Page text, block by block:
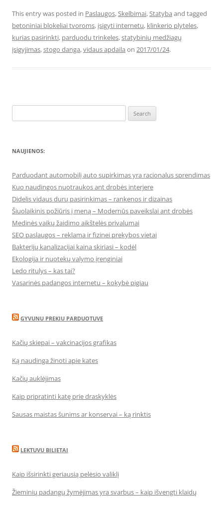
This entry was posted in Paslaugos,Skelbimai,Statyba and tagged
betoniniai blokeliai tvoroms, įsigyti internetu, klinkerio plyteles,
kurias pasirinkti, parduodu trinkeles,statybinių medžiagų
įsigyjimas,stogo danga,vidaus apdaila on 2017/01/24.
for:
NAUJIENOS:
Parduodant automobilį auto supirkimas yra racionalus sprendimas
Kuo naudingos nuotraukos ant drobės interjere
Didelis vidaus durų pasirinkimas – rankenos ir dizainas
Šiuolaikinis požiūris į meną – Modernūs paveikslai ant drobės
Medinės vaikų žaidimo aikštelės privalumai
SEO paslaugos – reklama ir fizinei prekybos vietai
Bakterijų kanalizacijai kaina skiriasi – kodėl
Ekologija ir nuotekų valymo įrenginiai
Ledo ritulys – kas tai?
Vasarinės padangos internetu – kokybė pigiau
GYVUNU PREKIU PARDUOTUVE
Kačių skiepai – vakcinacijos grafikas
Ką naudinga žinoti apie kates
Kačių auklėjimas
Kaip pripratinti katę prie draskyklės
Sausas maistas šunims ar konservai – ką rinktis
LEKTUVU BILIETAI
Kaip išsirinkti geriausią pelėsio valiklį
Žieminių padangų žymėjimas yra svarbus – kaip išvengti klaidų